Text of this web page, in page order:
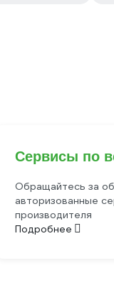
Сервисы по
Обращайтесь за
авторизованные
производителя
Подробнее